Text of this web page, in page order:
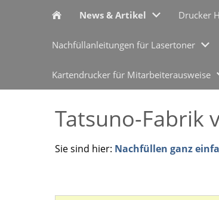
News & Artikel Drucker
Nachfüllanleitungen für Lasertoner
Kartendrucker für Mitarbeiterausweise
Tatsuno-Fabrik
Sie sind hier: Nachfüllen ganz